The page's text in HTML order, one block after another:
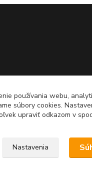
používania webu,
súbory cookies.
upraviť odkazom v
Nastavenia